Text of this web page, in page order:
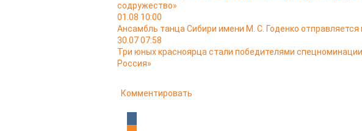
содружество»
01.08 10:00
Ансамбль танца Сибири имени М. С. Годенко
30.07 07:58
Три юных красноярца стали победителями
Россия»
Комментировать